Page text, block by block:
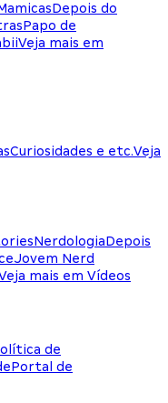
Depois do
Papo de
Veja mais em
Curiosidades e etc.Veja
NerdologiaDepois
Jovem Nerd
mais em Vídeos
de
Portal de